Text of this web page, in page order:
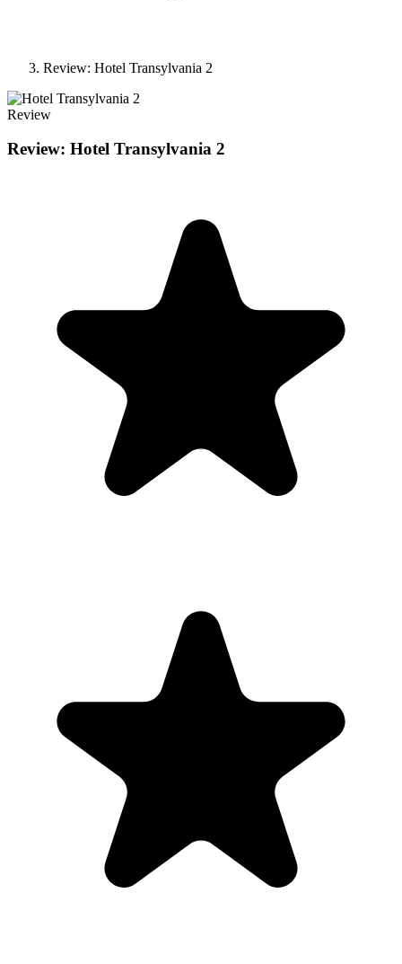
Review: Hotel Transylvania 2
Review
Review: Hotel Transylvania 2